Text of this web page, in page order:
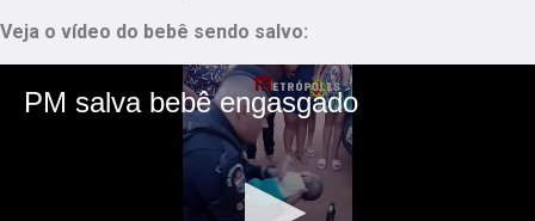
Veja o vídeo do bebê sendo salvo: